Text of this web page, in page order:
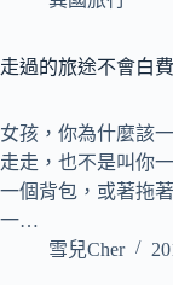
走過的旅途不會白
女孩，你為什麼該
走走，也不是叫你
一個背包，或著拖
一…
雪兒Cher